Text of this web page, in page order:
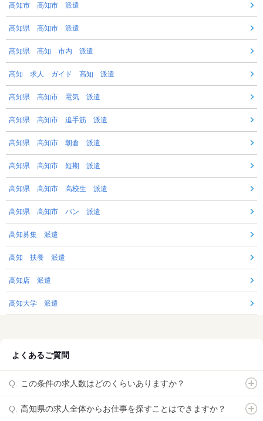
高知市 高知市 派遣
高知県 高知市 派遣
高知県 高知 市内 派遣
高知 求人 ガイド 高知 派遣
高知県 高知市 電気 派遣
高知県 高知市 追手筋 派遣
高知県 高知市 朝倉 派遣
高知県 高知市 短期 派遣
高知県 高知市 高校生 派遣
高知県 高知市 パン 派遣
高知募集 派遣
高知 扶養 派遣
高知店 派遣
高知大学 派遣
よくあるご質問
この条件の求人数はどのくらいありますか？
高知県の求人全体からお仕事を探すことはできますか？